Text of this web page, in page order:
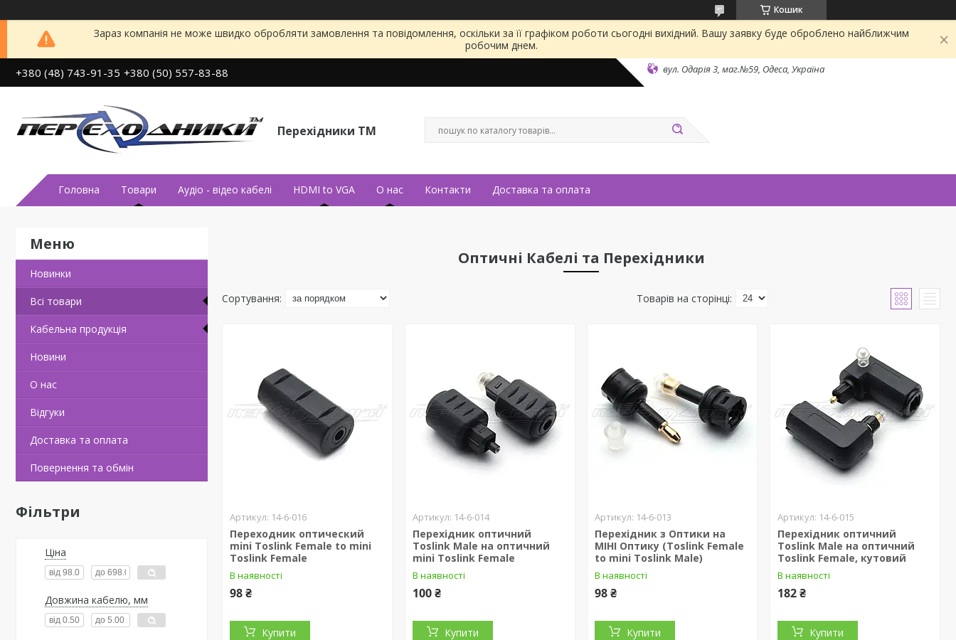
Кошик
Зараз компанія не може швидко обробляти замовлення та повідомлення, оскільки за її графіком роботи сьогодні вихідний. Вашу заявку буде оброблено найближчим
робочим днем.
+380 (48) 743-91-35 +380 (50) 557-83-88 вул. Одарiя 3, маг.№59, Одеса, Україна
Перехідники ТМ
Головна Товари Аудiо - вiдео кабелi HDMI to VGA О нас Контакти Доставка та оплата
Новинки
Всi товари
Кабельна продукцiя
Новини
О нас
Вiдгуки
Доставка та оплата
Повернення та обмiн
Фільтри
Ціна
Довжина кабелю, мм
Оптичні Кабелі та Перехідники
14-6-016
Переходник оптический
mini Toslink Female to mini
Toslink Female
В наявності
98 ₴
Купити
14-6-014
Перехідник оптичний
Toslink Male на оптичний
mini Toslink Female
В наявності
100 ₴
Купити
14-6-013
Перехідник з Оптики на
МІНІ Оптику (Toslink Female
to mini Toslink Male)
В наявності
98 ₴
Купити
14-6-015
Перехідник оптичний
Toslink Male на оптичний
Toslink Female, кутовий
В наявності
182 ₴
Купити